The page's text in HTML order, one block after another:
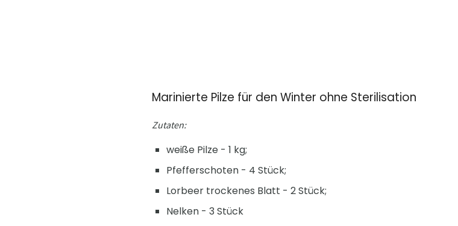
Marinierte Pilze für den Winter ohne Sterilisation
Zutaten:
weiße Pilze - 1 kg;
Pfefferschoten - 4 Stück;
Lorbeer trockenes Blatt - 2 Stück;
Nelken - 3 Stück